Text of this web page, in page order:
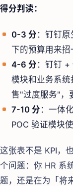
得分判读：
0-3 分 ：钉钉
下的预算用来招
4-6 分 ：钉钉 +
模块和业务系
售"过度服务"，
7-10 分 ：一体
POC 验证模块
这张表不是 KPI，
个问题：你 HR 系
题，还是在为「将